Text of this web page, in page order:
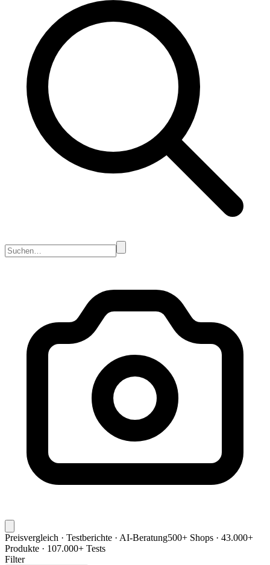
Preisvergleich · Testberichte · AI-Beratung500+ Shops · 43.000+
Produkte · 107.000+ Tests
Filter